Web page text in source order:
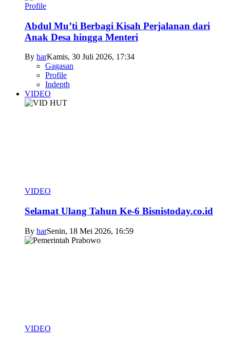
Profile
Abdul Mu’ti Berbagi Kisah Perjalanan dari
Anak Desa hingga Menteri
By harKamis, 30 Juli 2026, 17:34
Gagasan
Profile
Indepth
VIDEO
VIDEO
Selamat Ulang Tahun Ke-6 Bisnistoday.co.id
By harSenin, 18 Mei 2026, 16:59
VIDEO